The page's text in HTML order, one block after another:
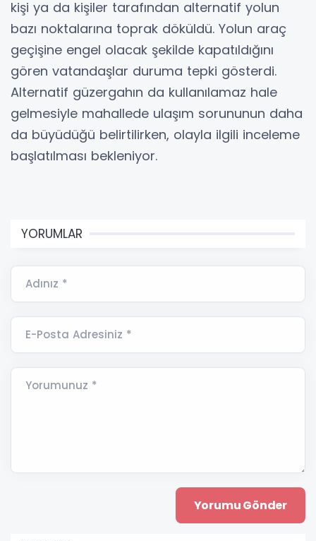
kişi ya da kişiler tarafından alternatif yolun
bazı noktalarına toprak döküldü. Yolun araç
geçişine engel olacak şekilde kapatıldığını
gören vatandaşlar duruma tepki gösterdi.
Alternatif güzergahın da kullanılamaz hale
gelmesiyle mahallede ulaşım sorununun daha
da büyüdüğü belirtilirken, olayla ilgili inceleme
başlatılması bekleniyor.
YORUMLAR
Adınız *
E-Posta Adresiniz *
Yorumunuz *